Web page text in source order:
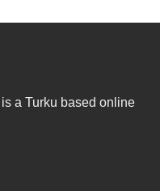
a Turku based online